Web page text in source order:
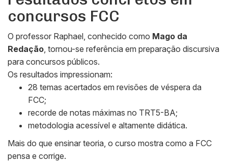
concursos FCC
O professor Raphael, conhecido como Mago da
Redação, tornou-se referência em preparação discursiva
para concursos públicos.
Os resultados impressionam:
28 temas acertados em revisões de véspera da
FCC;
recorde de notas máximas no TRT5-BA;
metodologia acessível e altamente didática.
Mais do que ensinar teoria, o curso mostra como a FCC
pensa e corrige.